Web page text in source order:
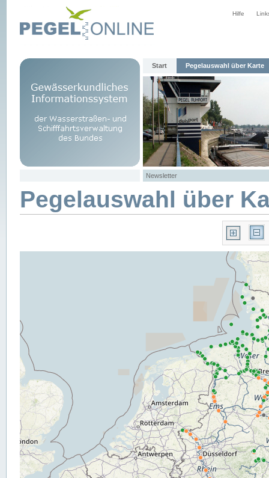
Hilfe
Start Pegelauswahl über Karte
Newsletter
Pegelauswahl über